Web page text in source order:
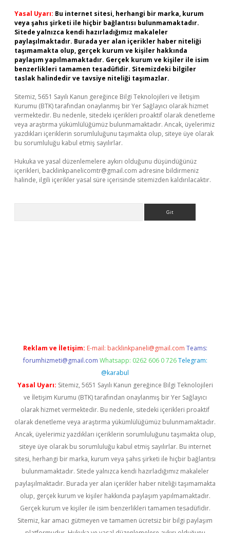
Yasal Uyarı: Bu internet sitesi, herhangi bir marka, kurum
veya şahıs şirketi ile hiçbir bağlantısı bulunmamaktadır.
Sitede yalnızca kendi hazırladığımız makaleler
paylaşılmaktadır. Burada yer alan içerikler haber niteliği
taşımamakta olup, gerçek kurum ve kişiler hakkında
paylaşım yapılmamaktadır. Gerçek kurum ve kişiler ile isim
benzerlikleri tamamen tesadüfidir. Sitemizdeki bilgiler
taslak halindedir ve tavsiye niteliği taşımazlar.
Sitemiz, 5651 Sayılı Kanun gereğince Bilgi Teknolojileri ve İletişim
Kurumu (BTK) tarafından onaylanmış bir Yer Sağlayıcı olarak hizmet
vermektedir. Bu nedenle, sitedeki içerikleri proaktif olarak denetleme
veya araştırma yükümlülüğümüz bulunmamaktadır. Ancak, üyelerimiz
yazdıkları içeriklerin sorumluluğunu taşımakta olup, siteye üye olarak
bu sorumluluğu kabul etmiş sayılırlar.
Hukuka ve yasal düzenlemelere aykırı olduğunu düşündüğünüz
içerikleri, backlinkpanelicomtr@gmail.com adresine bildirmeniz
halinde, ilgili içerikler yasal süre içerisinde sitemizden kaldırılacaktır.
Reklam ve İletişim: E-mail: backlinkpaneli@gmail.com Teams:
forumhizmeti@gmail.com Whatsapp: 0262 606 0 726 Telegram:
@karabul
Yasal Uyarı: Sitemiz, 5651 Sayılı Kanun gereğince Bilgi Teknolojileri
ve İletişim Kurumu (BTK) tarafından onaylanmış bir Yer Sağlayıcı
olarak hizmet vermektedir. Bu nedenle, sitedeki içerikleri proaktif
olarak denetleme veya araştırma yükümlülüğümüz bulunmamaktadır.
Ancak, üyelerimiz yazdıkları içeriklerin sorumluluğunu taşımakta olup,
siteye üye olarak bu sorumluluğu kabul etmiş sayılırlar. Bu internet
sitesi, herhangi bir marka, kurum veya şahıs şirketi ile hiçbir bağlantısı
bulunmamaktadır. Sitede yalnızca kendi hazırladığımız makaleler
paylaşılmaktadır. Burada yer alan içerikler haber niteliği taşımamakta
olup, gerçek kurum ve kişiler hakkında paylaşım yapılmamaktadır.
Gerçek kurum ve kişiler ile isim benzerlikleri tamamen tesadüfidir.
Sitemiz, kar amacı gütmeyen ve tamamen ücretsiz bir bilgi paylaşım